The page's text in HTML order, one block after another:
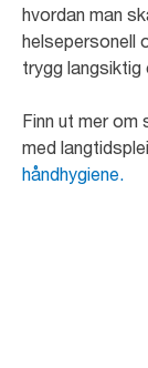
hvordan man
helsepersonell
trygg langsiktig
Finn ut mer
med
håndhygiene.